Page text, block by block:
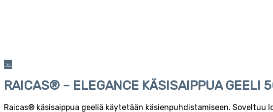
RAICAS® – ELEGANCE KÄSISAIPPUA GEELI
Raicas® käsisaippua geeliä käytetään käsienpuhdistamiseen. Soveltuu